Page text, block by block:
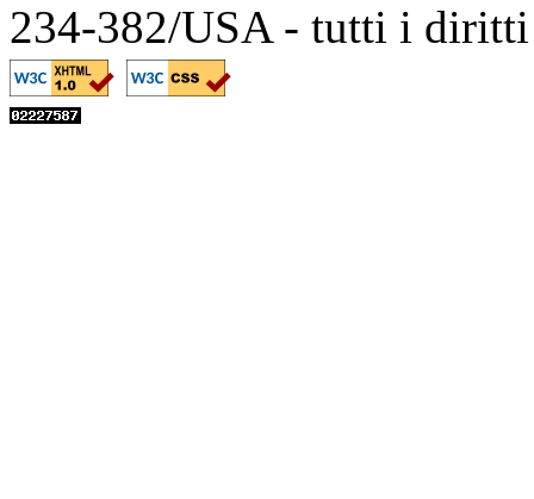
234-382/USA - tutti i